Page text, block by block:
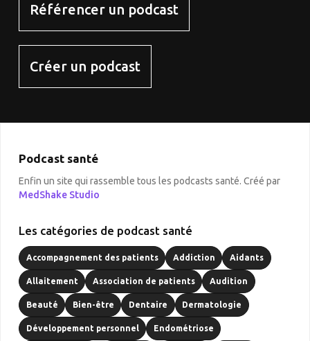
Référencer un podcast
Créer un podcast
Podcast santé
Enfin un site qui rassemble tous les podcasts santé. Créé par
MedShake Studio
Les catégories de podcast santé
Accompagnement des patients Addiction Aidants
Allaitement Association de patients Audition
Beauté Bien-être Dentaire Dermatologie
Développement personnel Endométriose